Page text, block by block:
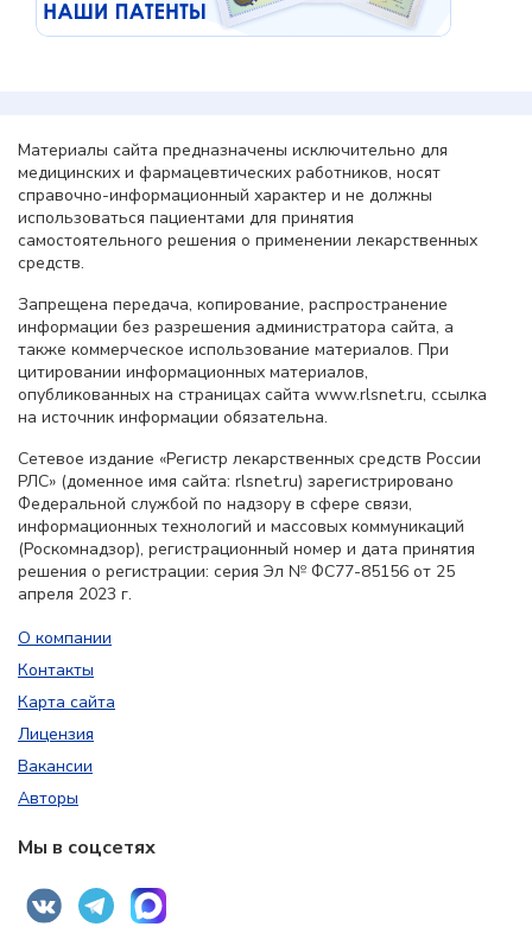
Материалы сайта предназначены исключительно для
медицинских и фармацевтических работников, носят
справочно-информационный характер и не должны
использоваться пациентами для принятия
самостоятельного решения о применении лекарственных
средств.
Запрещена передача, копирование, распространение
информации без разрешения администратора сайта, а
также коммерческое использование материалов. При
цитировании информационных материалов,
опубликованных на страницах сайта www.rlsnet.ru, ссылка
на источник информации обязательна.
Сетевое издание «Регистр лекарственных средств России
РЛС» (доменное имя сайта: rlsnet.ru) зарегистрировано
Федеральной службой по надзору в сфере связи,
информационных технологий и массовых коммуникаций
(Роскомнадзор), регистрационный номер и дата принятия
решения о регистрации: серия Эл № ФС77-85156 от 25
апреля 2023 г.
О компании
Контакты
Карта сайта
Лицензия
Вакансии
Авторы
Мы в соцсетях